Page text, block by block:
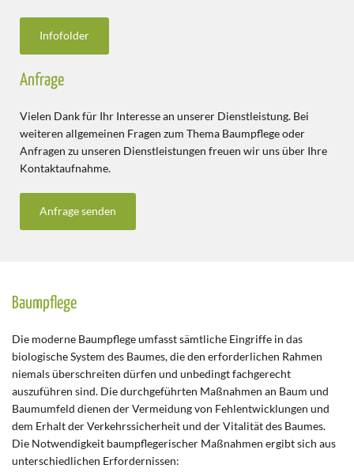
Infofolder
Anfrage
Vielen Dank für Ihr Interesse an unserer Dienstleistung. Bei
weiteren allgemeinen Fragen zum Thema Baumpflege oder
Anfragen zu unseren Dienstleistungen freuen wir uns über Ihre
Kontaktaufnahme.
Anfrage senden
Baumpflege
Die moderne Baumpflege umfasst sämtliche Eingriffe in das
biologische System des Baumes, die den erforderlichen Rahmen
niemals überschreiten dürfen und unbedingt fachgerecht
auszuführen sind. Die durchgeführten Maßnahmen an Baum und
Baumumfeld dienen der Vermeidung von Fehlentwicklungen und
dem Erhalt der Verkehrssicherheit und der Vitalität des Baumes.
Die Notwendigkeit baumpflegerischer Maßnahmen ergibt sich aus
unterschiedlichen Erfordernissen: